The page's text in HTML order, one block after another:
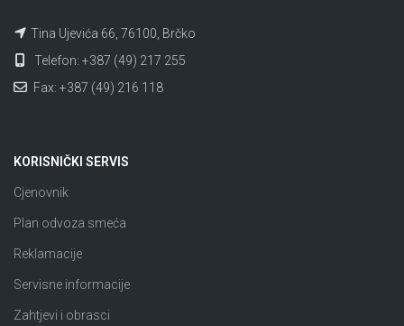
Tina Ujevića 66, 76100, Brčko
Telefon: +387 (49) 217 255
Fax: +387 (49) 216 118
KORISNIČKI SERVIS
Cjenovnik
Plan odvoza smeća
Reklamacije
Servisne informacije
Zahtjevi i obrasci